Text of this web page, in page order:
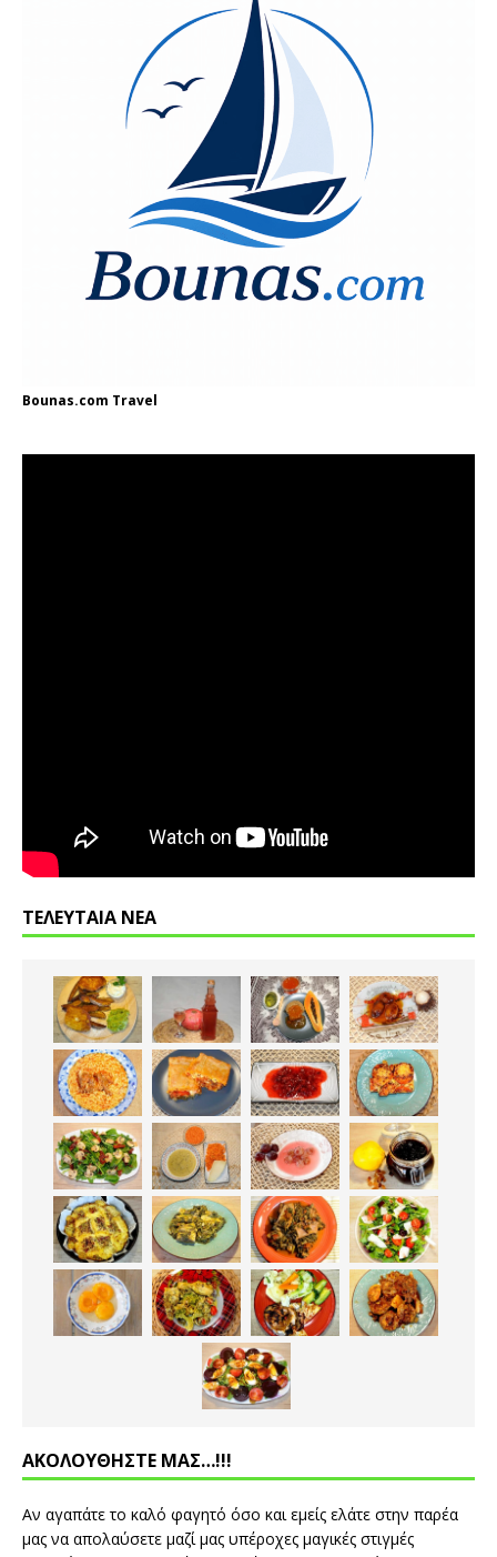
Bounas.com Travel
ΤΕΛΕΥΤΑΙΑ ΝΕΑ
ΑΚΟΛΟΥΘΗΣΤΕ ΜΑΣ…!!!
Αν αγαπάτε το καλό φαγητό όσο και εμείς ελάτε στην παρέα
μας να απολαύσετε μαζί μας υπέροχες μαγικές στιγμές